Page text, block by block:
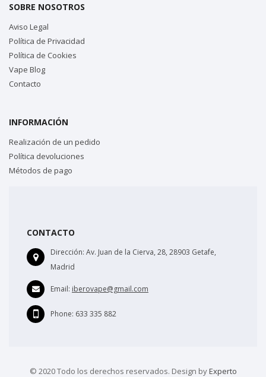
SOBRE NOSOTROS
Aviso Legal
Política de Privacidad
Política de Cookies
Vape Blog
Contacto
INFORMACIÓN
Realización de un pedido
Política devoluciones
Métodos de pago
CONTACTO
Dirección: Av. Juan de la Cierva, 28, 28903 Getafe,
Madrid
Email: iberovape@gmail.com
Phone: 633 335 882
© 2020 Todo los derechos reservados. Design byExperto